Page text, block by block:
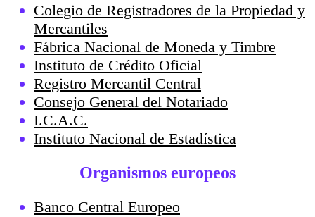
Colegio de Registradores de la Propiedad y
Mercantiles
Fábrica Nacional de Moneda y Timbre
Instituto de Crédito Oficial
Registro Mercantil Central
Consejo General del Notariado
I.C.A.C.
Instituto Nacional de Estadística
Organismos europeos
Banco Central Europeo